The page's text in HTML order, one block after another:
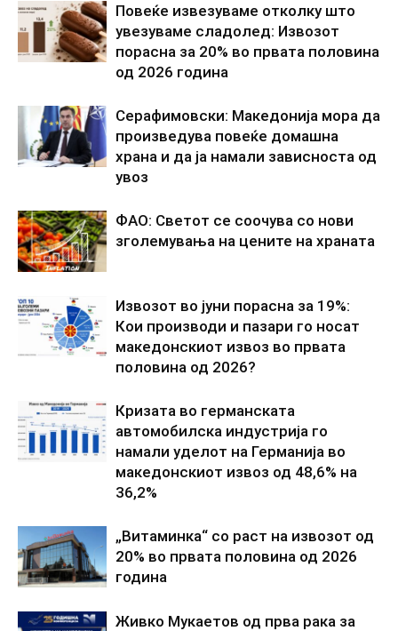
Повеќе извезуваме отколку што
увезуваме сладолед: Извозот
порасна за 20% во првата половина
од 2026 година
Серафимовски: Македонија мора да
произведува повеќе домашна
храна и да ја намали зависноста од
увоз
ФАО: Светот се соочува со нови
зголемувања на цените на храната
Извозот во јуни порасна за 19%:
Кои производи и пазари го носат
македонскиот извоз во првата
половина од 2026?
Кризата во германската
автомобилска индустрија го
намали уделот на Германија во
македонскиот извоз од 48,6% на
36,2%
„Витаминка“ со раст на извозот од
20% во првата половина од 2026
година
Живко Мукаетов од прва рака за